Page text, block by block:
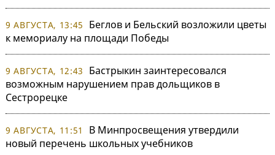
9 АВГУСТА, 13:45
Беглов и Бельский возложили цветы
к мемориалу на площади Победы
9 АВГУСТА, 12:43
Бастрыкин заинтересовался
возможным нарушением прав дольщиков в
Сестрорецке
9 АВГУСТА, 11:51
В Минпросвещения утвердили
новый перечень школьных учебников